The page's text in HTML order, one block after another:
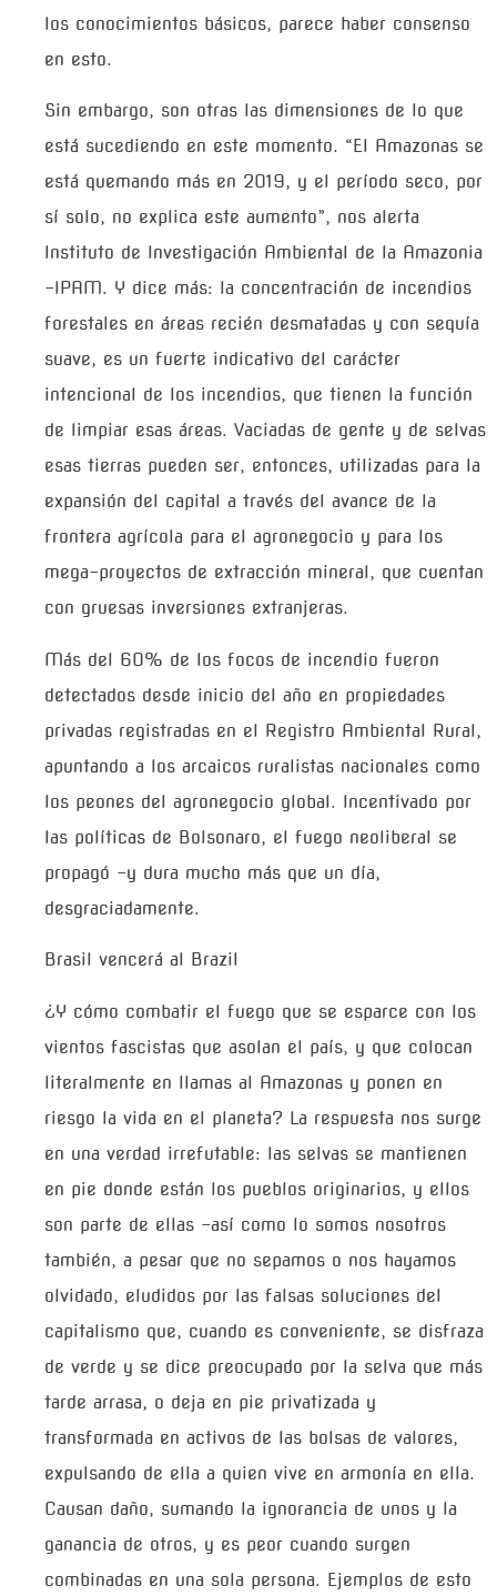
los conocimientos básicos, parece haber consenso
en esto.
Sin embargo, son otras las dimensiones de lo que
está sucediendo en este momento. “El Amazonas se
está quemando más en 2019, y el período seco, por
sí solo, no explica este aumento”, nos alerta
Instituto de Investigación Ambiental de la Amazonia
-IPAM. Y dice más: la concentración de incendios
forestales en áreas recién desmatadas y con sequía
suave, es un fuerte indicativo del carácter
intencional de los incendios, que tienen la función
de limpiar esas áreas. Vaciadas de gente y de selvas
esas tierras pueden ser, entonces, utilizadas para la
expansión del capital a través del avance de la
frontera agrícola para el agronegocio y para los
mega-proyectos de extracción mineral, que cuentan
con gruesas inversiones extranjeras.
Más del 60% de los focos de incendio fueron
detectados desde inicio del año en propiedades
privadas registradas en el Registro Ambiental Rural,
apuntando a los arcaicos ruralistas nacionales como
los peones del agronegocio global. Incentivado por
las políticas de Bolsonaro, el fuego neoliberal se
propagó –y dura mucho más que un día,
desgraciadamente.
Brasil vencerá al Brazil
¿Y cómo combatir el fuego que se esparce con los
vientos fascistas que asolan el país, y que colocan
literalmente en llamas al Amazonas y ponen en
riesgo la vida en el planeta? La respuesta nos surge
en una verdad irrefutable: las selvas se mantienen
en pie donde están los pueblos originarios, y ellos
son parte de ellas –así como lo somos nosotros
también, a pesar que no sepamos o nos hayamos
olvidado, eludidos por las falsas soluciones del
capitalismo que, cuando es conveniente, se disfraza
de verde y se dice preocupado por la selva que más
tarde arrasa, o deja en pie privatizada y
transformada en activos de las bolsas de valores,
expulsando de ella a quien vive en armonía en ella.
Causan daño, sumando la ignorancia de unos y la
ganancia de otros, y es peor cuando surgen
combinadas en una sola persona. Ejemplos de esto